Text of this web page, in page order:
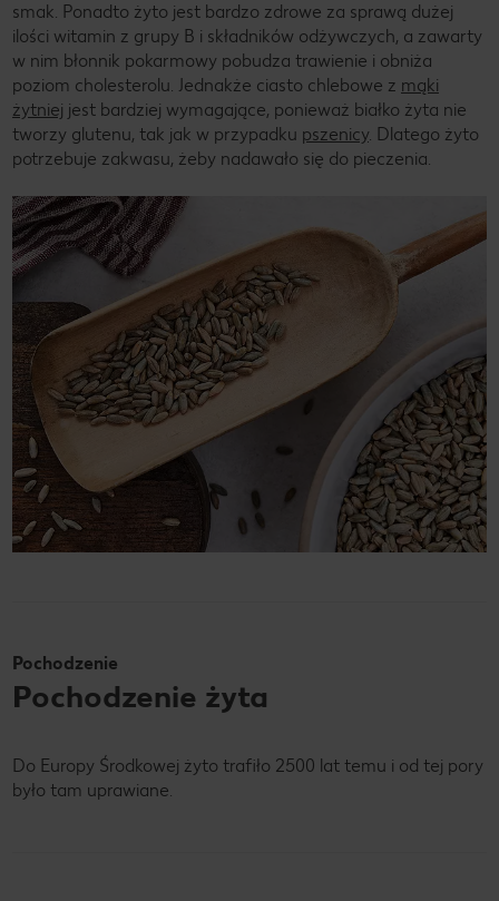
smak. Ponadto żyto jest bardzo zdrowe za sprawą dużej
ilości witamin z grupy B i składników odżywczych, a zawarty
w nim błonnik pokarmowy pobudza trawienie i obniża
poziom cholesterolu. Jednakże ciasto chlebowe z mąki
żytniej jest bardziej wymagające, ponieważ białko żyta nie
tworzy glutenu, tak jak w przypadku pszenicy. Dlatego żyto
potrzebuje zakwasu, żeby nadawało się do pieczenia.
Pochodzenie
Pochodzenie żyta
Do Europy Środkowej żyto trafiło 2500 lat temu i od tej pory
było tam uprawiane.